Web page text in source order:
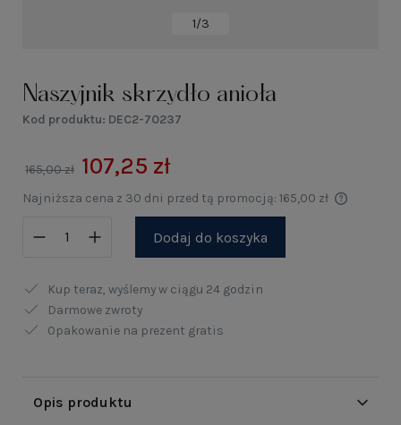
1/3
Naszyjnik skrzydło anioła
Kod produktu: DEC2-70237
165,00 zł 107,25 zł
Najniższa cena z 30 dni przed tą promocją:165,00 zł
Dodaj do koszyka
Kup teraz, wyślemy w ciągu 24 godzin
Darmowe zwroty
Opakowanie na prezent gratis
Opis produktu